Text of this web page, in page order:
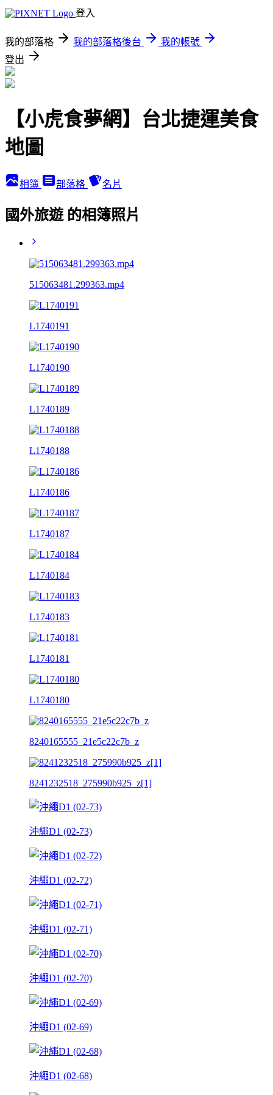
登入
我的部落格 我的部落格後台
我的帳號
登出
【小虎食夢網】台北捷運美食
地圖
相簿 部落格 名片
國外旅遊 的相簿照片
515063481.299363.mp4
L1740191
L1740190
L1740189
L1740188
L1740186
L1740187
L1740184
L1740183
L1740181
L1740180
8240165555_21e5c22c7b_z
8241232518_275990b925_z[1]
沖繩D1 (02-73)
沖繩D1 (02-72)
沖繩D1 (02-71)
沖繩D1 (02-70)
沖繩D1 (02-69)
沖繩D1 (02-68)